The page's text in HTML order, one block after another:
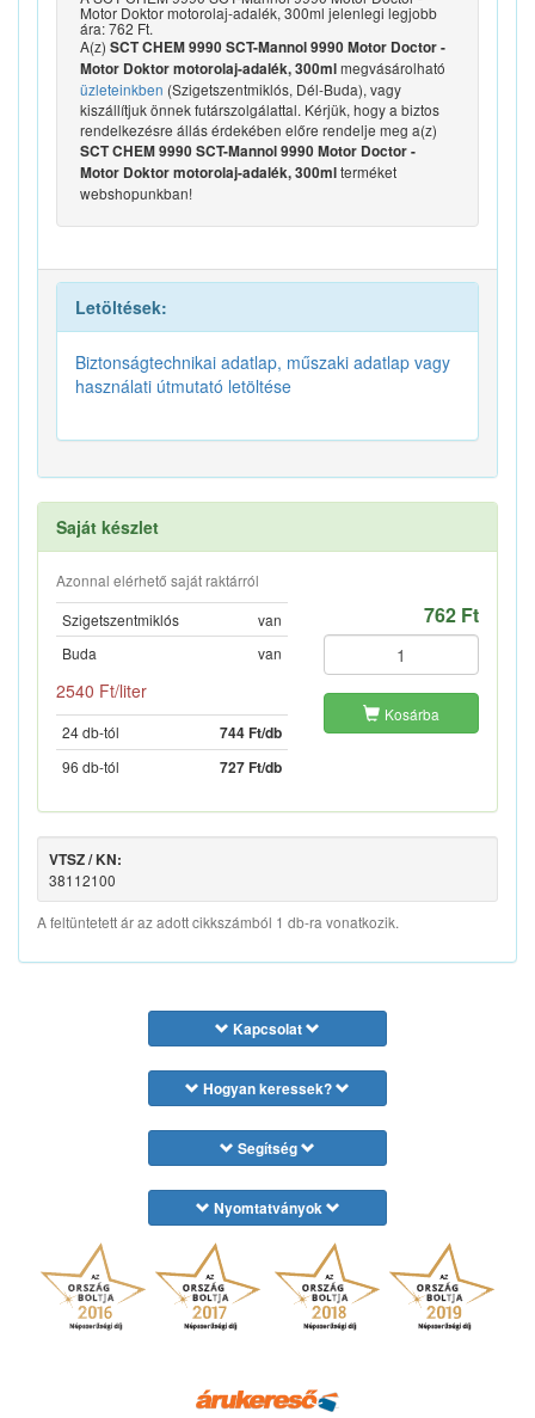
Motor Doktor motorolaj-adalék, 300ml jelenlegi legjobb
ára: 762 Ft.
A(z) SCT CHEM 9990 SCT-Mannol 9990 Motor Doctor -
Motor Doktor motorolaj-adalék, 300mlmegvásárolható
üzleteinkben (Szigetszentmiklós, Dél-Buda), vagy
kiszállítjuk önnek futárszolgálattal. Kérjük, hogy a biztos
rendelkezésre állás érdekében előre rendelje meg a(z)
SCT CHEM 9990 SCT-Mannol 9990 Motor Doctor -
Motor Doktor motorolaj-adalék, 300mlterméket
webshopunkban!
Letöltések:
Biztonságtechnikai adatlap, műszaki adatlap vagy
használati útmutató letöltése
Saját készlet
Azonnal elérhető saját raktárról
Szigetszentmiklós
van
Buda
van
2540 Ft/liter
24 db-tól 744 Ft/db
96 db-tól 727 Ft/db
762 Ft
Kosárba
VTSZ / KN:
38112100
A feltüntetett ár az adott cikkszámból 1 db-ra vonatkozik.
Kapcsolat
Hogyan keressek?
Segítség
Nyomtatványok